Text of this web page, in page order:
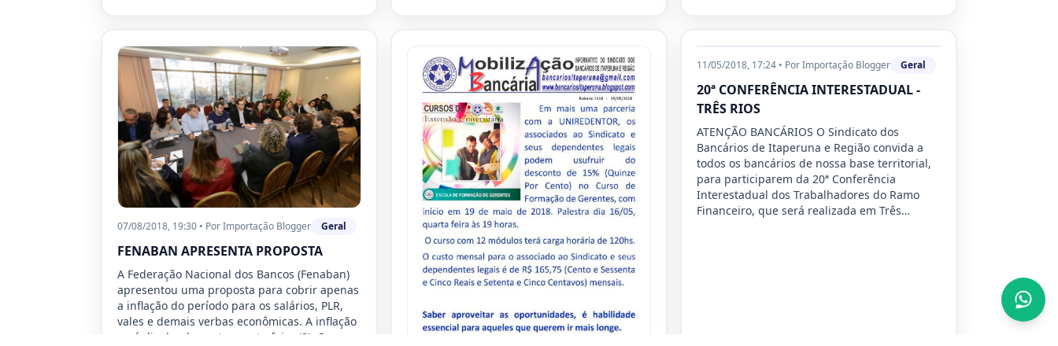
07/08/2018, 19:30 • PorImportação Blogger Geral
FENABAN APRESENTA PROPOSTA
A Federação Nacional dos Bancos (Fenaban)
apresentou uma proposta para cobrir apenas
a inflação do período para os salários, PLR,
vales e demais verbas econômicas. A inflação
será divulgada nesta quarta-feira (8). O
11/05/2018, 17:24 • PorImportação Blogger Geral
20ª CONFERÊNCIA INTERESTADUAL -
TRÊS RIOS
ATENÇÃO BANCÁRIOS O Sindicato dos
Bancários de Itaperuna e Região convida a
todos os bancários de nossa base territorial,
para participarem da 20ª Conferência
Interestadual dos Trabalhadores do Ramo
Financeiro, que será realizada em Três…